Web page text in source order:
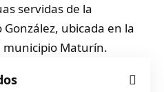
servidas de la
ubicada en la
Maturín.